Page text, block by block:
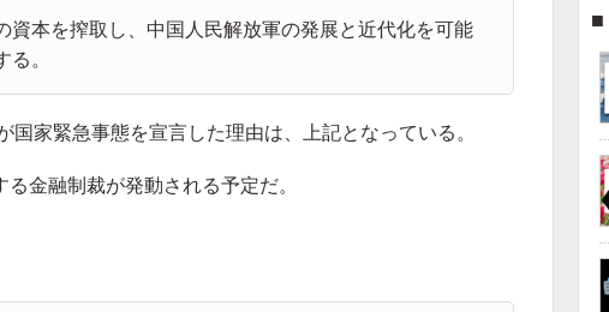
資本を搾取し、中国人民解放軍の発展と近代化を可能
る。
国家緊急事態を宣言した理由は、上記となっている。
金融制裁が発動される予定だ。